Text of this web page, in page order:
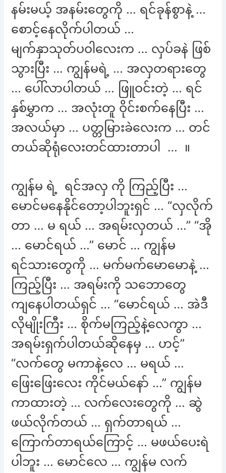
နမ်းမယ့် အနမ်းတွေကို … ရင်ခုန်စွာနဲ့ …
စောင့်နေလိုက်ပါတယ် …
မျက်နှာသုတ်ပဝါလေးက … လှပ်ခနဲ ဖြစ်
သွားပြီး … ကျွန်မရဲ့ … အလှတရားတွေ
… ပေါ်လာပါတယ် … ဖြူဝင်းတဲ့ … ရင်
နှစ်မွှာက … အလုံးတူ ဝိုင်းစက်နေပြီး …
အလယ်မှာ … ပတ္တမြားခဲလေးက … တင်
တယ်ဆိုရုံလေးတင်ထားတာပါ … ။
ကျွန်မ ရဲ့ ရင်အလှ ကို ကြည့်ပြီး …
မောင်မနေနိုင်တော့ပါဘူးရှင် … “လှလိုက်
တာ … မ ရယ် … အရမ်းလှတယ် …” “အို
… မောင်ရယ် …” မောင် … ကျွန်မ
ရင်သားတွေကို … မက်မက်မောမောနဲ့ …
ကြည့်ပြီး … အရမ်းကို သဘောတွေ
ကျနေပါတယ်ရှင် … “မောင်ရယ် … အဲဒီ
လိုမျိုးကြီး … စိုက်မကြည့်နဲ့လေကွာ …
အရမ်းရှက်ပါတယ်ဆိုနေမှ … ဟင့်”
“လက်တွေ မကာနဲ့လေ … မရယ် …
ဖြေးဖြေးလေး ကိုင်မယ်နော် …” ကျွန်မ
ကာထားတဲ့ … လက်လေးတွေကို … ဆွဲ
ဖယ်လိုက်တယ် … ရှက်တာရယ် …
ကြောက်တာရယ်ကြောင့် … မဖယ်ပေးရဲ
ပါဘူး … မောင်လေ … ကျွန်မ လက်